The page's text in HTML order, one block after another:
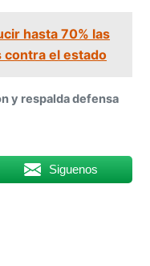
hasta 70% las
contra el estado
y respalda defensa
Siguenos